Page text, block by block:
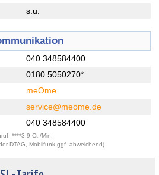
s.u.
040 348584400
0180 5050270*
meOme
service@meome.de
040 348584400
****3,9 Ct./Min.
DTAG, Mobilfunk ggf. abweichend)